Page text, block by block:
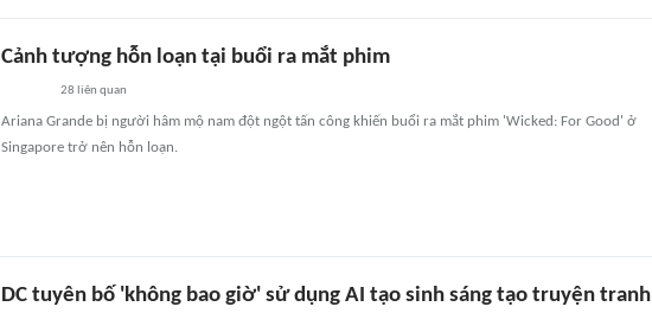
Cảnh tượng hỗn loạn tại buổi ra mắt phim
28 liên quan
Ariana Grande bị người hâm mộ nam đột ngột tấn công khiến buổi ra mắt phim 'Wicked: For Good' ở
Singapore trở nên hỗn loạn.
DC tuyên bố 'không bao giờ' sử dụng AI tạo sinh sáng tạo truyện tranh